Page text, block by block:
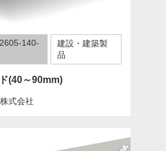
140-
建設・建築製
品
(40～90mm)
式会社